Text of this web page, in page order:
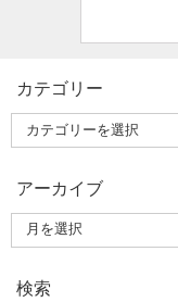
カテゴリー
アーカイブ
検索